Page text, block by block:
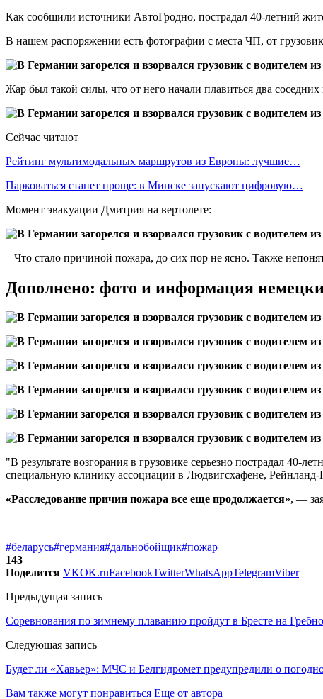
Как сообщили источники АвтоГродно, пострадал 40-летний
В нашем распоряжении есть фотографии с места ЧП, от
Жар был такой силы, что от него начали плавиться два соседних
Сейчас читают
Рейтинг мультимодальных маршрутов из Европы: лучшие…
Парковаться станет проще: в Минске запускают цифровую…
Момент эвакуации Дмитрия на вертолете:
– Что стало причиной пожара, до сих пор не ясно. Также
Дополнено: фото и информация
"В результате возгорания в грузовике серьезно пострадал
специальную клинику ассоциации в Людвигсхафене,
«Расследование причин пожара все еще продолжается», —
#беларусь#германия#дальнобойщик#пожар
143
Поделится VKOK.ruFacebookTwitterWhatsAppTelegramViber
Предыдущая запись
Соревнования по зимнему плаванию пройдут в Бресте на
Следующая запись
Будет ли «Хавьер»: МЧС и Белгидромет предупредили о
Вам также могут понравиться Еще от автора